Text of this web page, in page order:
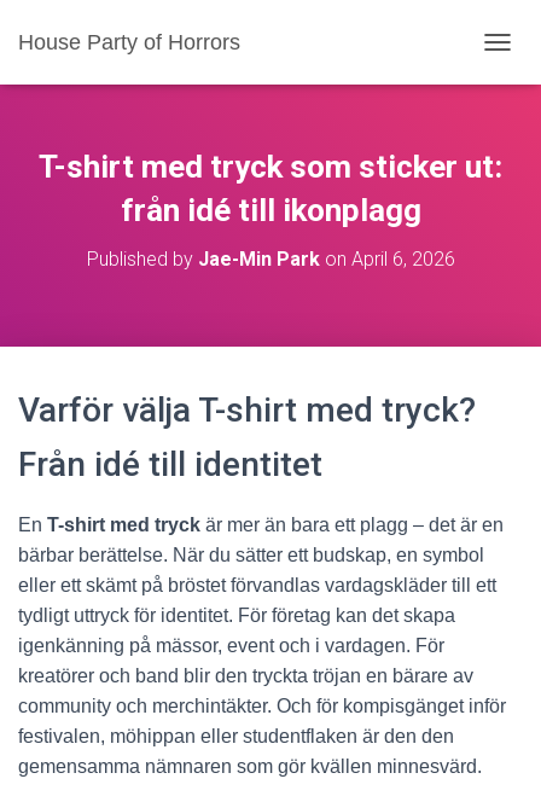
House Party of Horrors
O
E
T-shirt med tryck som sticker ut:
från idé till ikonplagg
Published by Jae-Min Parkon April 6, 2026
Varför välja T-shirt med tryck?
Från idé till identitet
En T-shirt med tryck är mer än bara ett plagg – det är en
bärbar berättelse. När du sätter ett budskap, en symbol
eller ett skämt på bröstet förvandlas vardagskläder till ett
tydligt uttryck för identitet. För företag kan det skapa
igenkänning på mässor, event och i vardagen. För
kreatörer och band blir den tryckta tröjan en bärare av
community och merchintäkter. Och för kompisgänget inför
festivalen, möhippan eller studentflaken är den den
gemensamma nämnaren som gör kvällen minnesvärd.